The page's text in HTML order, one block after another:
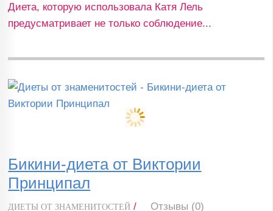
Диета, которую использовала Катя Лель
предусматривает не только соблюдение...
Бикини-диета от Виктории
Принципал
ДИЕТЫ ОТ ЗНАМЕНИТОСТЕЙ /
Отзывы (0)